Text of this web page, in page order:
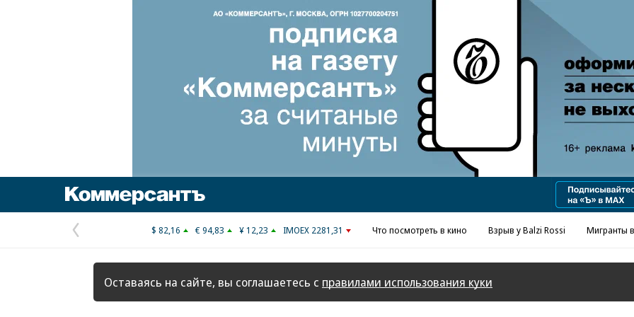
Реклама в «Ъ» www.kommersant.ru/ad
Предыдущая
страница
$ 82,16 € 94,83 ¥ 12,23 IMOEX 2281,31 Что посмотреть в кино Взрыв у Balzi Rossi Мигранты
Оставаясь на сайте, вы соглашаетесь с правилами использования куки